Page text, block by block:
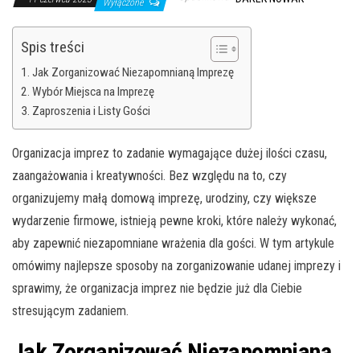
Wyłączone
Spis treści
Jak Zorganizować Niezapomnianą Imprezę
Wybór Miejsca na Imprezę
Zaproszenia i Listy Gości
Organizacja imprez to zadanie wymagające dużej ilości czasu,
zaangażowania i kreatywności. Bez względu na to, czy
organizujemy małą domową imprezę, urodziny, czy większe
wydarzenie firmowe, istnieją pewne kroki, które należy wykonać,
aby zapewnić niezapomniane wrażenia dla gości. W tym artykule
omówimy najlepsze sposoby na zorganizowanie udanej imprezy i
sprawimy, że organizacja imprez nie będzie już dla Ciebie
stresującym zadaniem.